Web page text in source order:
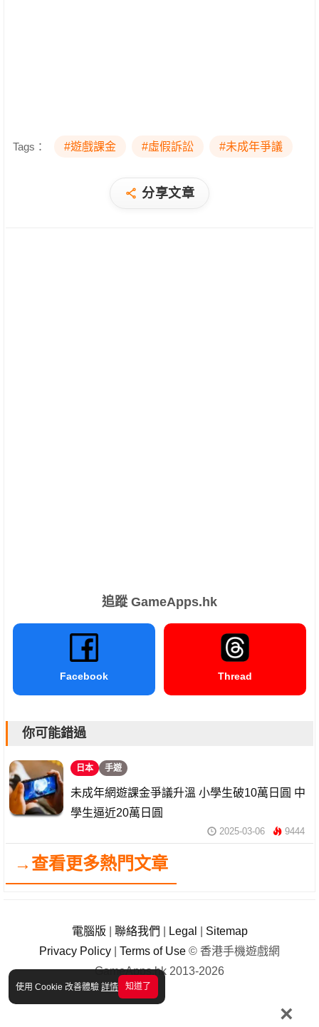
使用 Cookie 改善體驗 詳情 知道了
×
Tags： #遊戲課金 #虛假訴訟 #未成年爭議
分享文章
追蹤 GameApps.hk
Facebook Thread
你可能錯過
日本 手遊
未成年網遊課金爭議升溫 小學生破10萬日圓 中
學生逼近20萬日圓
2025-03-06 9444
→查看更多熱門文章
電腦版 聯絡我們 Legal
Sitemap
Privacy Policy
Terms of Use © 香港手機遊戲網
GameApps.hk 2013-2026